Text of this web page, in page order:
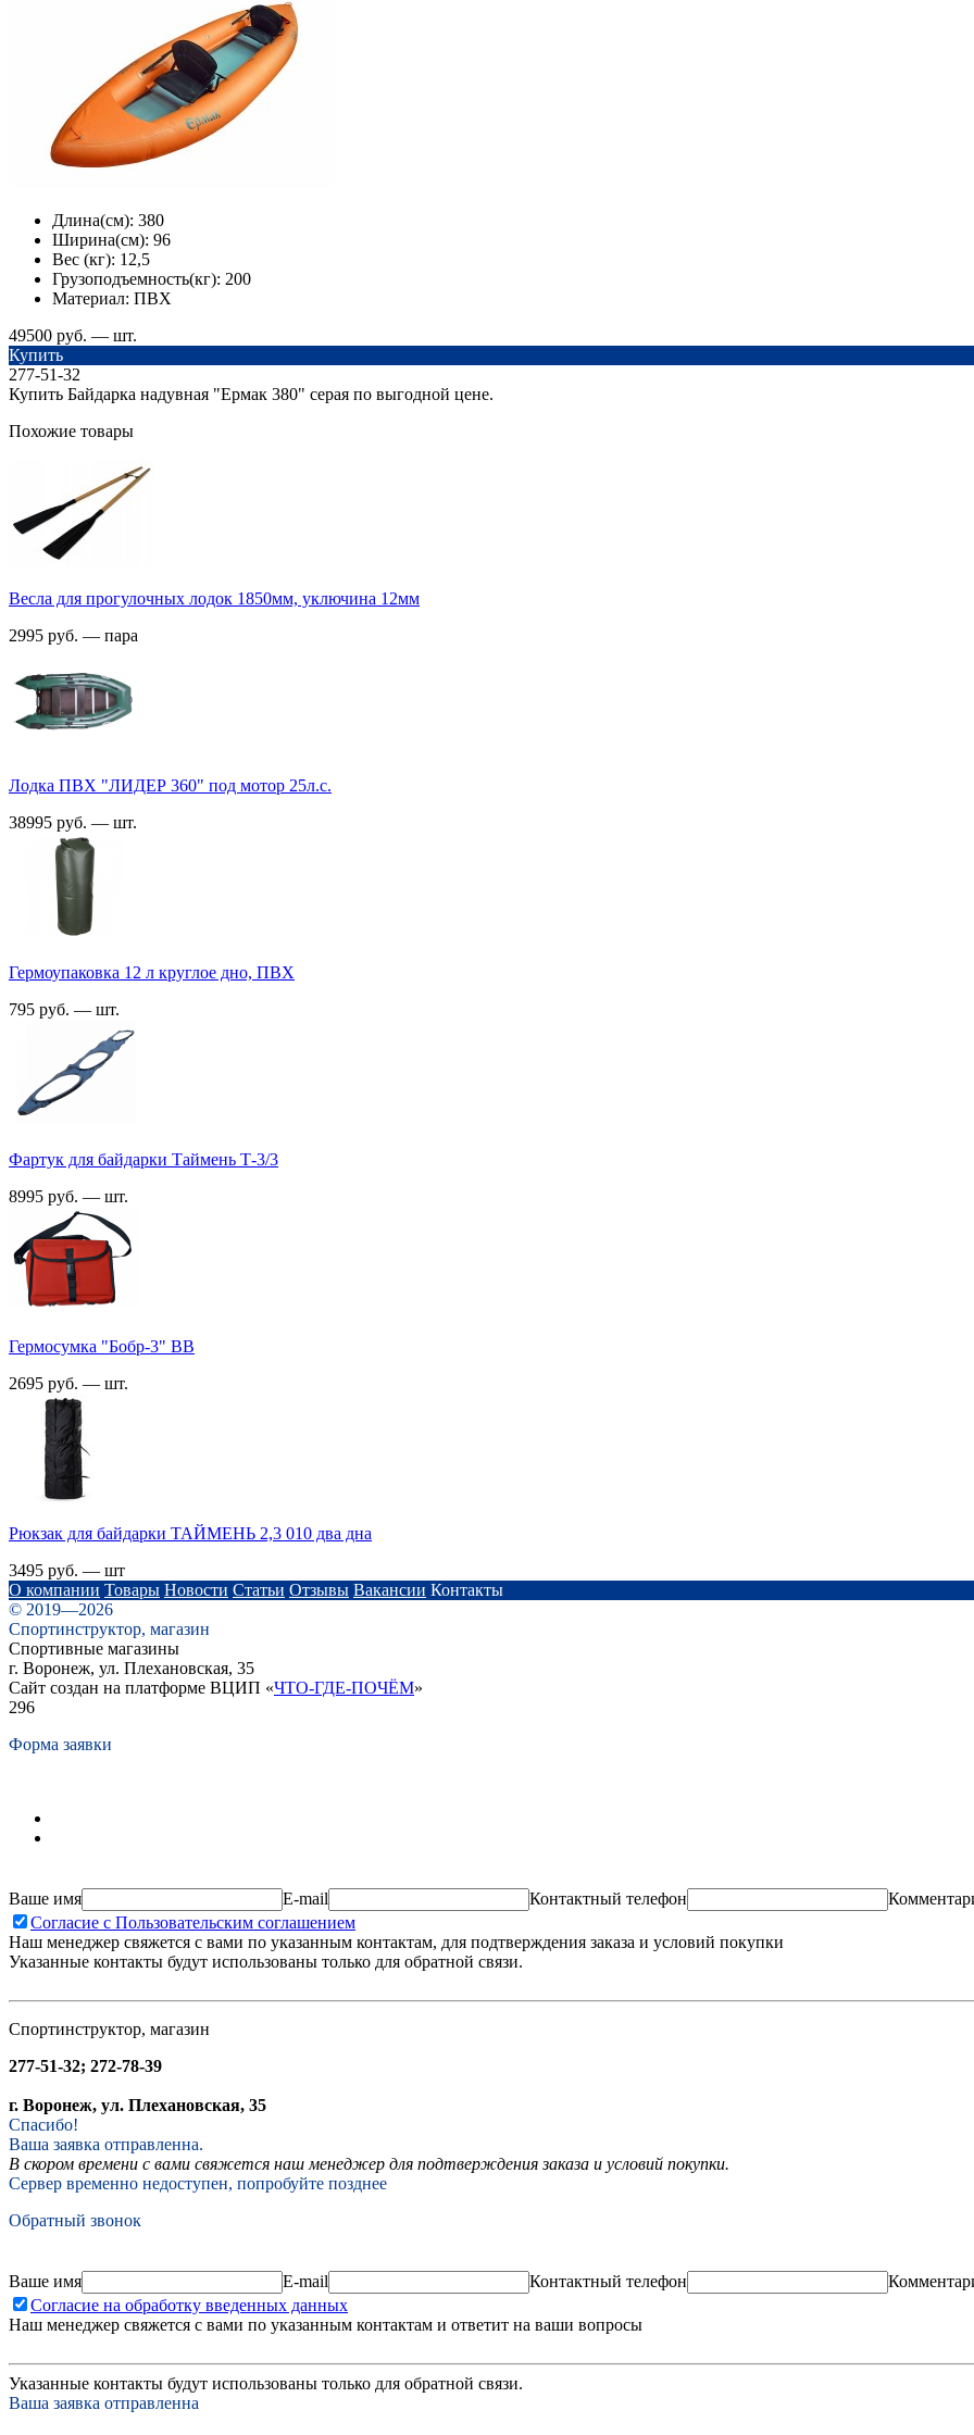
Длина(см): 380
Ширина(см): 96
Вес (кг): 12,5
Грузоподъемность(кг): 200
Материал: ПВХ
49500 руб. — шт.
Купить
277-51-32
Купить Байдарка надувная "Ермак 380" серая по выгодной цене.
Похожие товары
Весла для прогулочных лодок 1850мм, уключина 12мм
2995 руб. — пара
Лодка ПВХ "ЛИДЕР 360" под мотор 25л.с.
38995 руб. — шт.
Гермоупаковка 12 л круглое дно, ПВХ
795 руб. — шт.
Фартук для байдарки Таймень Т-3/3
8995 руб. — шт.
Гермосумка "Бобр-3" ВВ
2695 руб. — шт.
Рюкзак для байдарки ТАЙМЕНЬ 2,3 010 два дна
3495 руб. — шт
О компании Товары Новости Статьи Отзывы Вакансии Контакты
© 2019—2026
Спортинструктор, магазин
Спортивные магазины
г. Воронеж, ул. Плехановская, 35
Сайт создан на платформе ВЦИП «ЧТО-ГДЕ-ПОЧЁМ»
296
Форма заявки
Ваше имя E-mail Контактный телефон
Согласие с Пользовательским соглашением
Наш менеджер свяжется с вами по указанным контактам, для подтверждения заказа и условий покупки
Указанные контакты будут использованы только для обратной связи.
Спортинструктор, магазин
277-51-32; 272-78-39
г. Воронеж, ул. Плехановская, 35
Спасибо!
Ваша заявка отправленна.
В скором времени с вами свяжется наш менеджер для подтверждения заказа и условий покупки.
Сервер временно недоступен, попробуйте позднее
Обратный звонок
Ваше имя E-mail Контактный телефон
Согласие на обработку введенных данных
Наш менеджер свяжется с вами по указанным контактам и ответит на ваши вопросы
Указанные контакты будут использованы только для обратной связи.
Ваша заявка отправленна